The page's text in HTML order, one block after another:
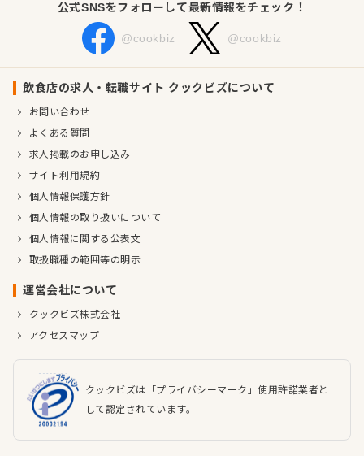
公式SNSをフォローして最新情報をチェック！
@cookbiz @cookbiz
飲食店の求人・転職サイト クックビズについて
お問い合わせ
よくある質問
求人掲載のお申し込み
サイト利用規約
個人情報保護方針
個人情報の取り扱いについて
個人情報に関する公表文
取扱職種の範囲等の明示
運営会社について
クックビズ株式会社
アクセスマップ
クックビズは「プライバシーマーク」使用許諾業者と
して認定されています。